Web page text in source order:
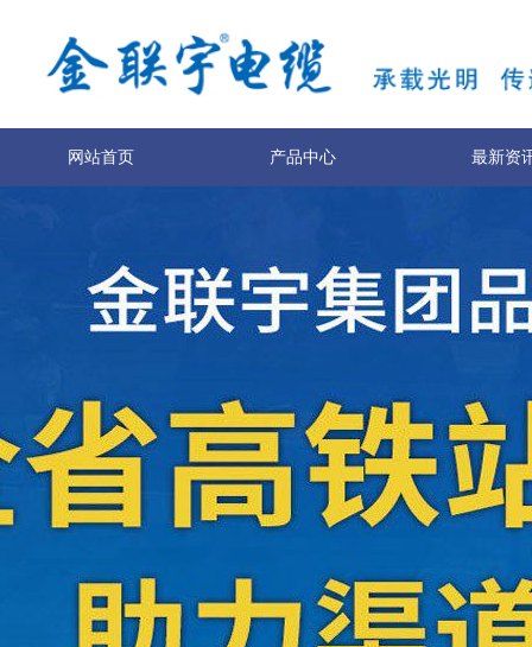
网站首页 产品中心 最新资